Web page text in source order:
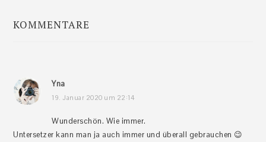
KOMMENTARE
Yna
19. Januar 2020 um 22:14
Wunderschön. Wie immer.
Untersetzer kann man ja auch immer und überall gebrauchen 😉